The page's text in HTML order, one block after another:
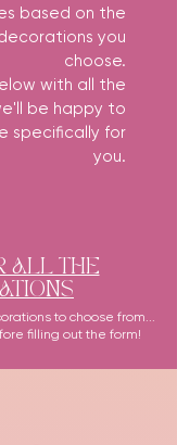
based on the
you
choose.
with all the
be happy to
specifically for
you.
ALL THE
to choose from...
filling out the form!